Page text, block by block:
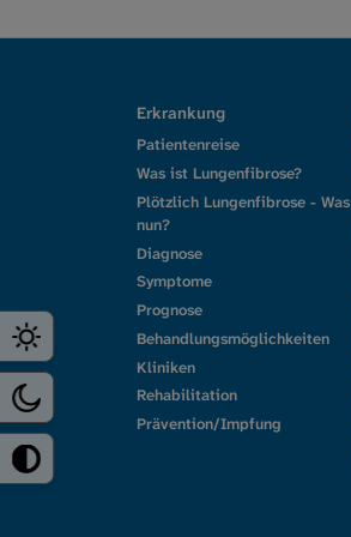
Erkrankung
Patientenreise
Was ist Lungenfibrose?
Plötzlich Lungenfibrose - Was
nun?
Diagnose
Symptome
Prognose
Behandlungsmöglichkeiten
Kliniken
Rehabilitation
Prävention/Impfung